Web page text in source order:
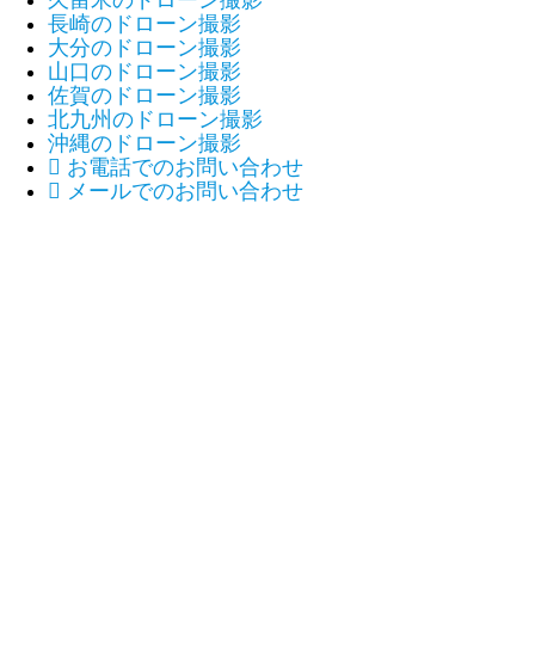
長崎のドローン撮影
大分のドローン撮影
山口のドローン撮影
佐賀のドローン撮影
北九州のドローン撮影
沖縄のドローン撮影
 お電話でのお問い合わせ
 メールでのお問い合わせ